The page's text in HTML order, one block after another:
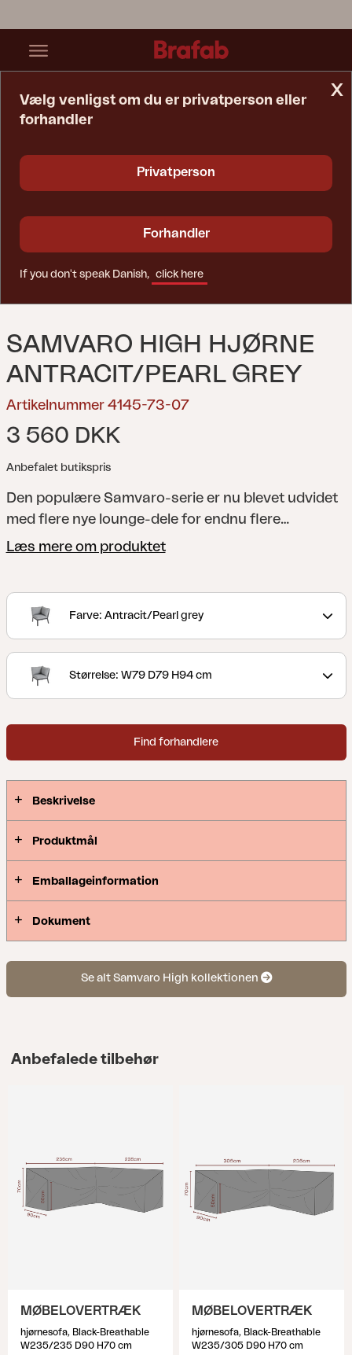
SAMVARO HIGH HJØRNE
ANTRACIT/PEARL GREY
Artikelnummer 4145-73-07
3 560 DKK
Anbefalet butikspris
Den populære Samvaro-serie er nu blevet udvidet
med flere nye lounge-dele for endnu flere
kombinationsmuligheder. Denne hjørnedel har
afslapning og kaffestunder. Findes i to
farvekombinationer.
En moderne og samtidig
kombinationsmuligheder. De runde og bløde
former giver et behageligt og indbydende look i
stel i hvid, grå eller khaki-aluminium.
Læs mere om produktet
Farve: Antracit/Pearl grey
Størrelse: W79 D79 H94 cm
Find forhandlere
Beskrivelse
Produktmål
Emballageinformation
Dokument
Se alt Samvaro High kollektionen
Anbefalede tilbehør
MØBELOVERTRÆK
hjørnesofa, Black-Breathable
W235/235 D90 H70 cm
MØBELOVERTRÆK
hjørnesofa, Black-Breathable
W235/305 D90 H70 cm
x
Vælg venligst om du er privatperson eller
forhandler
Privatperson
Forhandler
If you don't speak Danish, click here